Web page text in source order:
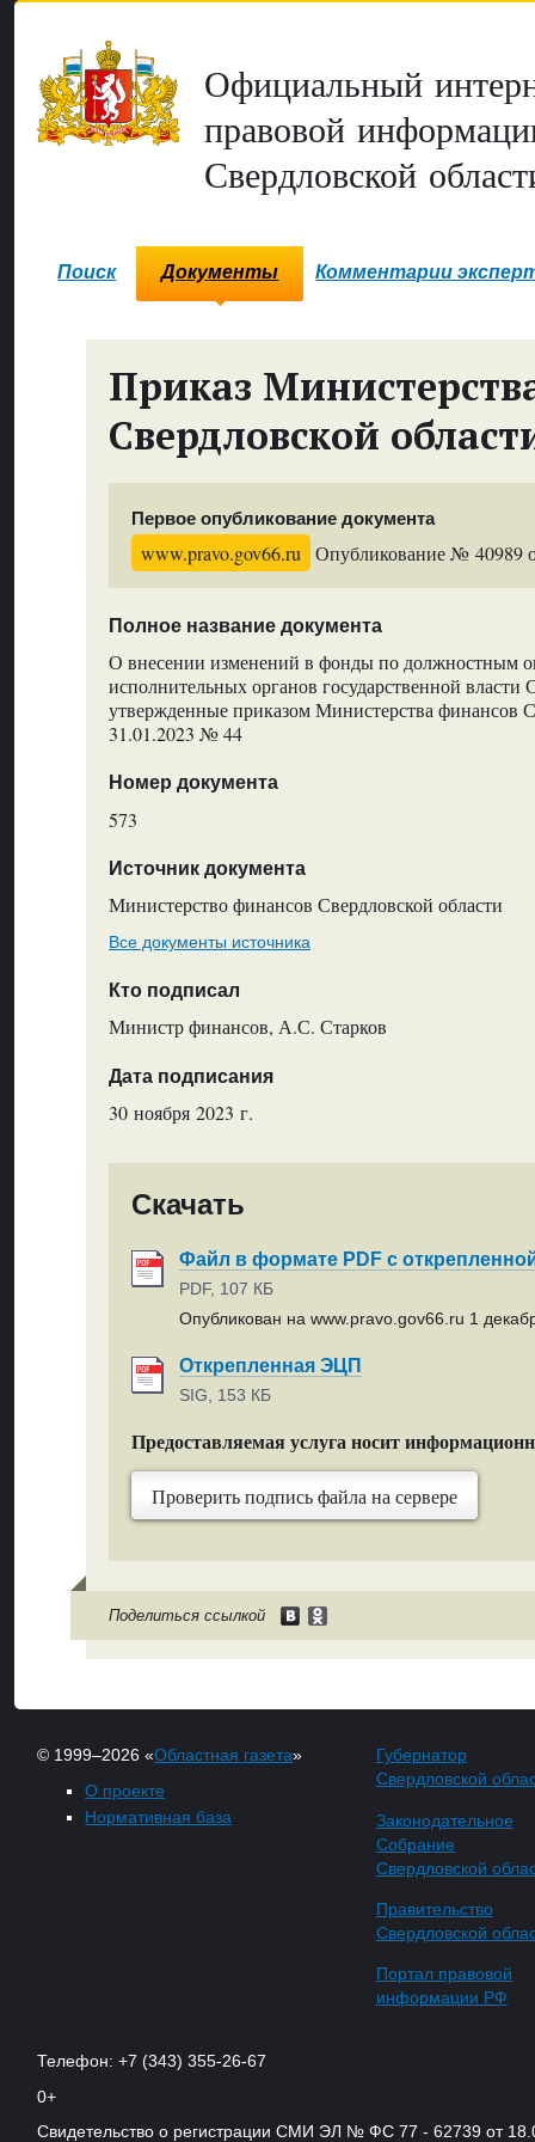
Официальный
правовой
Свердловской
Поиск Документы Комментарии
Приказ
Свердловской
Первое опубликование документа
www.pravo.gov66.ru Опубликование № 40989
Полное название документа
О внесении изменений в фонды по должностным
исполнительных органов государственной власти
утвержденные приказом Министерства финансов
31.01.2023 № 44
Номер документа
573
Источник документа
Министерство финансов Свердловской области
Все документы источника
Кто подписал
Министр финансов, А.С. Старков
Дата подписания
30 ноября 2023 г.
Скачать
Файл в формате PDF с
PDF, 107 КБ
Опубликован на www.pravo.gov66.ru 1
Открепленная ЭЦП
SIG, 153 КБ
Предоставляемая услуга носит
Проверить подпись файла на сервере
Поделиться ссылкой
© 1999–2026 «Областная газета»
О проекте
Нормативная база
Губернатор
Свердловской
Законодательное
Собрание
Свердловской
Правительство
Свердловской
Портал правовой
информации РФ
Телефон: +7 (343) 355-26-67
0+
Свидетельство о регистрации СМИ ЭЛ № ФС 77 - 62739 от